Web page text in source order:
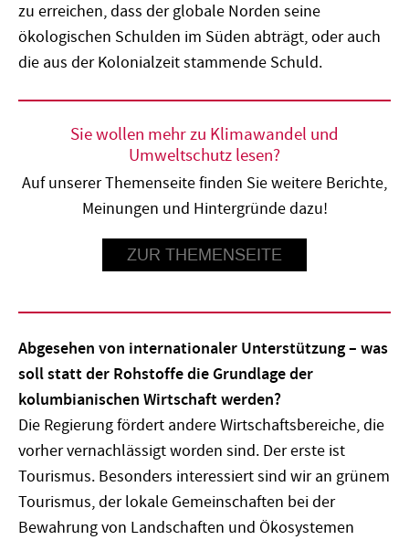
zu erreichen, dass der globale Norden seine
ökologischen Schulden im Süden abträgt, oder auch
die aus der Kolonialzeit stammende Schuld.
Sie wollen mehr zu Klimawandel und
Umweltschutz lesen?
Auf unserer Themenseite finden Sie weitere Berichte,
Meinungen und Hintergründe dazu!
ZUR THEMENSEITE
Abgesehen von internationaler Unterstützung – was
soll statt der Rohstoffe die Grundlage der
kolumbianischen Wirtschaft werden?
Die Regierung fördert andere Wirtschaftsbereiche, die
vorher vernachlässigt worden sind. Der erste ist
Tourismus. Besonders interessiert sind wir an grünem
Tourismus, der lokale Gemeinschaften bei der
Bewahrung von Landschaften und Ökosystemen